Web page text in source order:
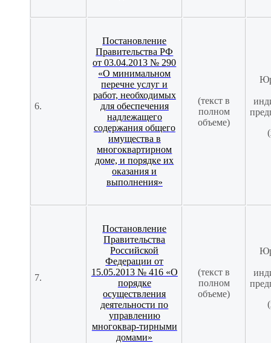
6.
Постановление
Правительства РФ
от 03.04.2013 № 290
«О минимальном
перечне услуг и
работ, необходимых
для обеспечения
надлежащего
содержания общего
имущества в
многоквартирном
доме, и порядке их
оказания и
выполнения»
(текст в
полном
объеме)
7.
Постановление
Правительства
Российской
Федерации от
15.05.2013 № 416 «О
порядке
осуществления
деятельности по
управлению
многоквар-тирными
домами»
(текст в
полном
объеме)